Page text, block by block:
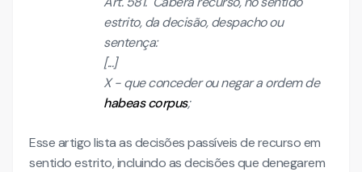
estrito, da decisão, despacho ou
sentença:
[...]
X - que conceder ou negar a ordem de
habeas corpus;
Esse artigo lista as decisões passíveis de recurso em
sentido estrito, incluindo as decisões que denegarem